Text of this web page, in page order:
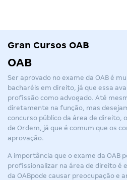
Gran Cursos OAB
OAB
Ser aprovado no exame da OAB é
bacharéis em direito, já que essa
profissão como advogado. Até
diretamente na função, mas
concurso público da área de direito,
de Ordem, já que é comum que os
aprovação.
A importância que o exame da OAB
profissionalizar na área de direito é
da OABpode causar preocupação e